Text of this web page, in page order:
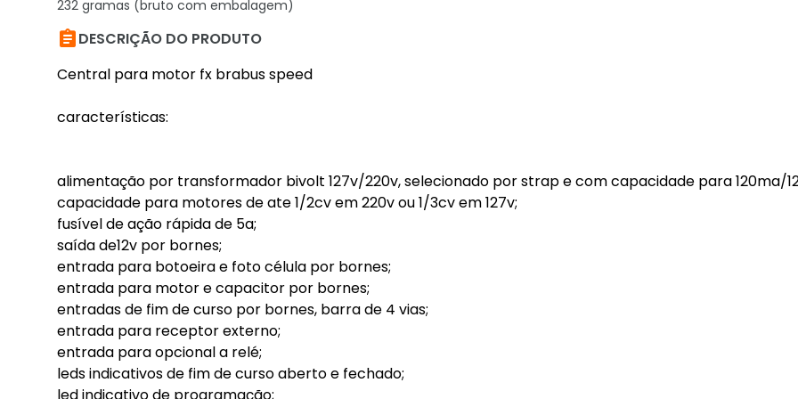
232 gramas (bruto com embalagem)
DESCRIÇÃO DO PRODUTO
Central para motor fx brabus speed
características:
alimentação por transformador bivolt 127v/220v, selecionado por strap e com capacidade para 120ma/
capacidade para motores de ate 1/2cv em 220v ou 1/3cv em 127v;
fusível de ação rápida de 5a;
saída de12v por bornes;
entrada para botoeira e foto célula por bornes;
entrada para motor e capacitor por bornes;
entradas de fim de curso por bornes, barra de 4 vias;
entrada para receptor externo;
entrada para opcional a relé;
leds indicativos de fim de curso aberto e fechado;